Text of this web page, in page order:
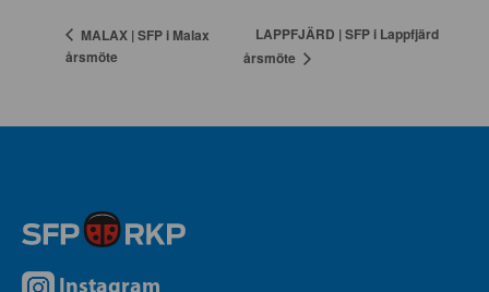
MALAX | SFP i Malax
årsmöte
LAPPFJÄRD | SFP i Lappfjärd
årsmöte
Instagram